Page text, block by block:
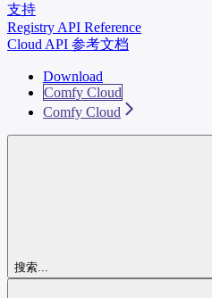
支持
Registry API Reference
Cloud API 参考文档
Download
Comfy Cloud
Comfy Cloud
搜索...